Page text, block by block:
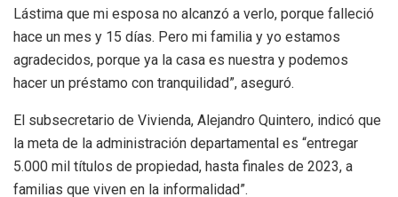
Lástima que mi esposa no alcanzó a verlo, porque falleció
hace un mes y 15 días. Pero mi familia y yo estamos
agradecidos, porque ya la casa es nuestra y podemos
hacer un préstamo con tranquilidad”, aseguró.
El subsecretario de Vivienda, Alejandro Quintero, indicó que
la meta de la administración departamental es “entregar
5.000 mil títulos de propiedad, hasta finales de 2023, a
familias que viven en la informalidad”.